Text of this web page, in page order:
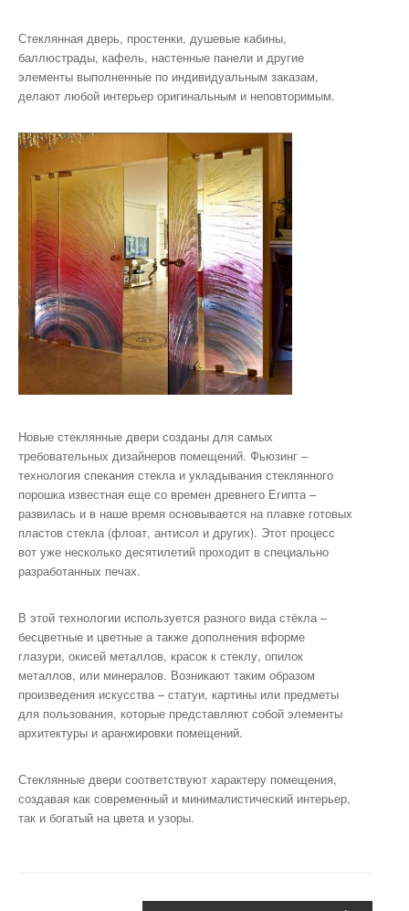
Стеклянная дверь, простенки, душевые кабины,
баллюстрады, кафель, настенные панели и другие
элементы выполненные по индивидуальным заказам,
делают любой интерьер оригинальным и неповторимым.
Новые стеклянные двери созданы для самых
требовательных дизайнеров помещений. Фьюзинг –
технология спекания стекла и укладывания стеклянного
порошка известная еще со времен древнего Египта –
развилась и в наше время основывается на плавке готовых
пластов стекла (флоат, антисол и других). Этот процесс
вот уже несколько десятилетий проходит в специально
разработанных печах.
В этой технологии используется разного вида стёкла –
бесцветные и цветные а также дополнения вформе
глазури, окисей металлов, красок к стеклу, опилок
металлов, или минералов. Возникают таким образом
произведения искусства – статуи, картины или предметы
для пользования, которые представляют собой элементы
архитектуры и аранжировки помещений.
Стеклянные двери соответствуют характеру помещения,
создавая как современный и минималистический интерьер,
так и богатый на цвета и узоры.